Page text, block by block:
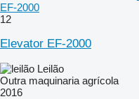
EF-2000
12
Elevator EF-2000
Leilão
Outra maquinaria agrícola
2016